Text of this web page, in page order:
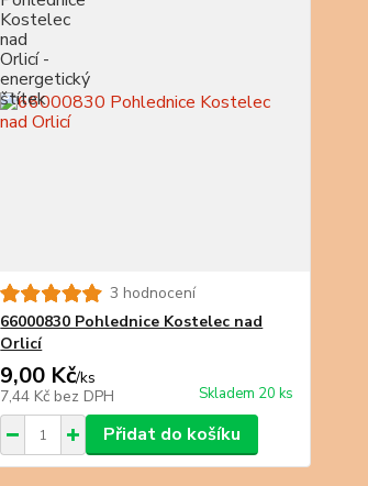
3 hodnocení
66000830 Pohlednice Kostelec nad
Orlicí
9,00 Kč/ks
7,44 Kč bez DPH Skladem 20 ks
Přidat do košíku